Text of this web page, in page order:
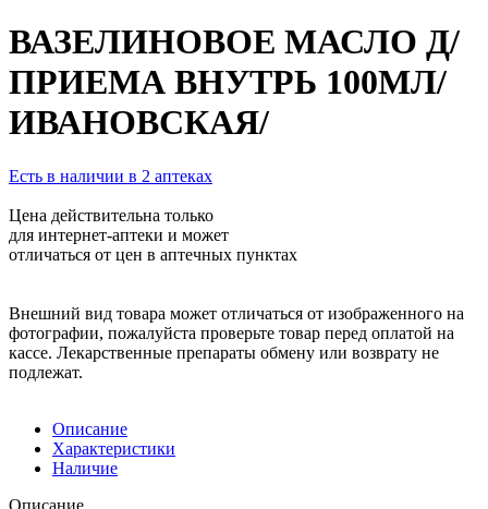
ВАЗЕЛИНОВОЕ МАСЛО Д/
ПРИЕМА ВНУТРЬ 100МЛ/
ИВАНОВСКАЯ/
Есть в наличии в 2 аптеках
Цена действительна только
для интернет-аптеки и может
отличаться от цен в аптечных пунктах
Внешний вид товара может отличаться от изображенного на
фотографии, пожалуйста проверьте товар перед оплатой на
кассе. Лекарственные препараты обмену или возврату не
подлежат.
Описание
Характеристики
Наличие
Описание